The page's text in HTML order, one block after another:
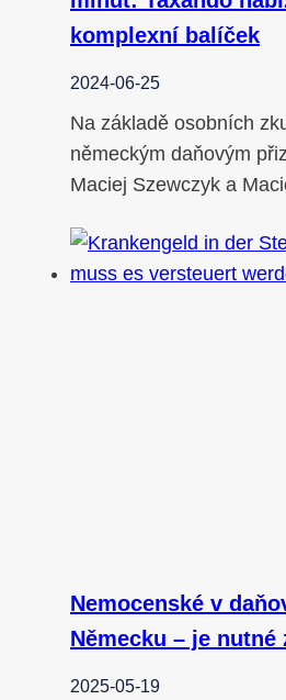
komplexní balíček
2024-06-25
Na základě osobních
německým daňovým
Maciej Szewczyk a
Nemocenské v
Německu – je nutné
2025-05-19